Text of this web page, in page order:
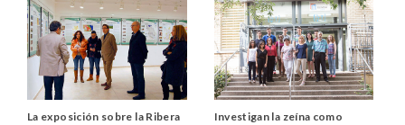
La exposición sobre la Ribera
Investigan la zeína como